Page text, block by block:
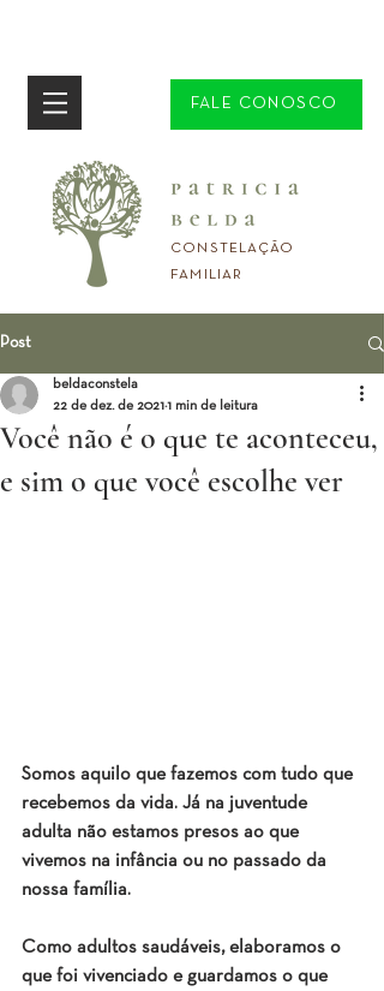
FALE CONOSCO
CONSTELAÇÃO
FAMILIAR
Post
Você não é o que te aconteceu,
e sim o que você escolhe ver
beldaconstela
22 de dez. de 2021 1 min de leitura
Somos aquilo que fazemos com tudo que
recebemos da vida. Já na juventude
adulta não estamos presos ao que
vivemos na infância ou no passado da
nossa família.
Como adultos saudáveis, elaboramos o
que foi vivenciado e guardamos o que